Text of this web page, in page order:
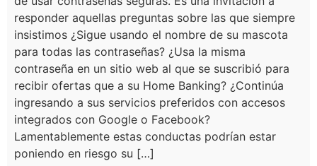
responder aquellas preguntas sobre las que siempre
insistimos ¿Sigue usando el nombre de su mascota
para todas las contraseñas? ¿Usa la misma
contraseña en un sitio web al que se suscribió para
recibir ofertas que a su Home Banking? ¿Continúa
ingresando a sus servicios preferidos con accesos
integrados con Google o Facebook?
Lamentablemente estas conductas podrían estar
poniendo en riesgo su […]